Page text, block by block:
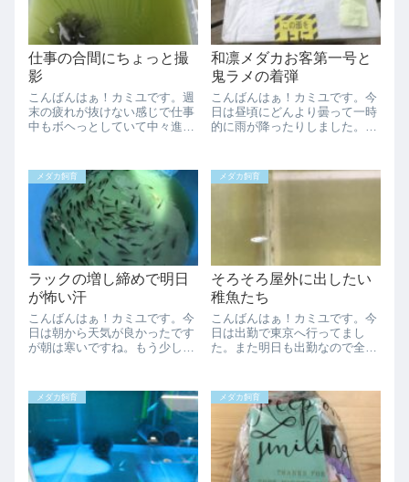
仕事の合間にちょっと撮
影
こんばんはぁ！カミユです。週
末の疲れが抜けない感じで仕事
中もボヘっとしていて中々進み
れて暑かったですが午後からは
曇って最後は雨が降り出しまし
た。最近の傾向はこんな感じな
ので荒れ模様です...
和凛メダカお客第一号と
鬼ラメの着弾
こんばんはぁ！カミユです。今
日は昼頃にどんより曇って一時
的に雨が降ったりしました。午
てて昼寝をしてしまいました汗
実は和凛メダカさんのお客第一
号は自分でした笑前々から鬼ラ
メダカ飼育
ラックの増し締めで明日
が怖い汗
こんばんはぁ！カミユです。今
日は朝から天気が良かったです
が朝は寒いですね。もう少し朝
日から予定していたの第三飼育
場のラックの増し締めを行いま
した。いやぁ流石に８m級のラ
ックに付けている...
メダカ飼育
そろそろ屋外に出したい
稚魚たち
こんばんはぁ！カミユです。今
日は出勤で東京へ行ってまし
た。また明日も出勤なので全然
です。まだ取る予定じゃなかっ
たのですが紫陽花の針子が居た
ので保護していたらちょっと大
きくなりました。ま...
メダカ飼育 メダカ飼育